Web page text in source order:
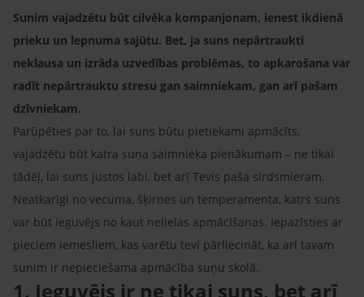
Sunim vajadzētu būt cilvēka kompanjonam, ienest ikdienā
prieku un lepnuma sajūtu. Bet, ja suns nepārtraukti
neklausa un izrāda uzvedības problēmas, to apkarošana var
radīt nepārtrauktu stresu gan saimniekam, gan arī pašam
dzīvniekam.
Parūpēties par to, lai suns būtu pietiekami apmācīts,
vajadzētu būt katra suņa saimnieka pienākumam – ne tikai
tādēļ, lai suns justos labi, bet arī Tevis paša sirdsmieram.
Neatkarīgi no vecuma, šķirnes un temperamenta, katrs suns
var būt ieguvējs no kaut nelielas apmācīšanas. Iepazīsties ar
pieciem iemesliem, kas varētu tevi pārliecināt, ka arī tavam
sunim ir nepieciešama apmācība suņu skolā.
1. Ieguvējs ir ne tikai suns, bet arī